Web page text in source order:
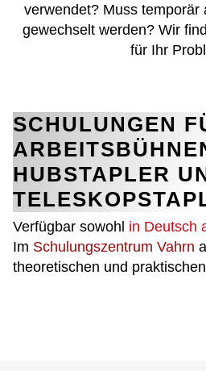
verwendet? Muss temporär
gewechselt werden? Wir
für Ihr
SCHULUNGEN
HUBSTAPLER
Verfügbar sowohl in Deutsch
Im Schulungszentrum Vahrn
theoretischen und